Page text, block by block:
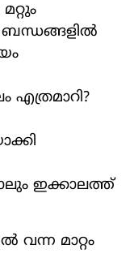
ബന്ധങ്ങളില്‍
എത്രമാറി?
ഇക്കാലത്ത്
മാറ്റം